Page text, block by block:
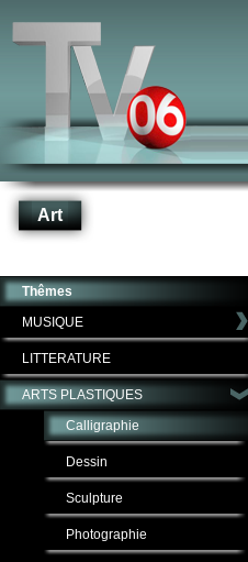
Art
Thêmes
MUSIQUE
LITTERATURE
ARTS PLASTIQUES
Calligraphie
Dessin
Sculpture
Photographie